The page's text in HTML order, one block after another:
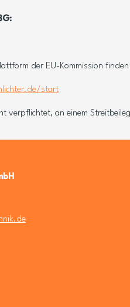
der EU-Kommission finden
start
verpflichtet, an einem